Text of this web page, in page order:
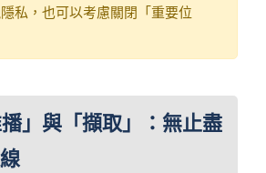
私，也可以考慮關閉「重要位
」與「擷取」：無止盡